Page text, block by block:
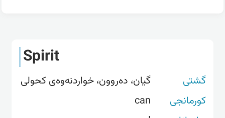
Spirit
گشتی
گیان، دەروون، خواردنەوەى کحولی
کورمانجی
can